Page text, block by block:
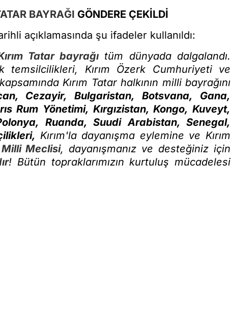
BAYRAĞI GÖNDERE ÇEKİLDİ
açıklamasında şu ifadeler kullanıldı:
Tatar bayrağı tüm dünyada dalgalandı.
temsilcilikleri, Kırım Özerk Cumhuriyeti ve
Kırım Tatar halkının milli bayrağını
Cezayir, Bulgaristan, Botsvana, Gana,
Rum Yönetimi, Kırgızistan, Kongo, Kuveyt,
Ruanda, Suudi Arabistan, Senegal,
Kırım'la dayanışma eylemine ve Kırım
Milli Meclisi, dayanışmanız ve desteğiniz için
! Bütün topraklarımızın kurtuluş mücadelesi